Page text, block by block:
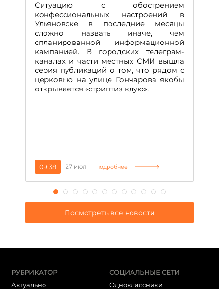
Ситуацию с обострением
конфессиональных настроений в
Ульяновске в последние месяцы
сложно назвать иначе, чем
спланированной информационной
кампанией. В городских телеграм-
каналах и части местных СМИ вышла
серия публикаций о том, что рядом с
церковью на улице Гончарова якобы
открывается «стриптиз клую».
09:38 27 июл подробнее
Посмотреть все новости
РУБРИКАТОР
Актуально
СОЦИАЛЬНЫЕ СЕТИ
Одноклассники